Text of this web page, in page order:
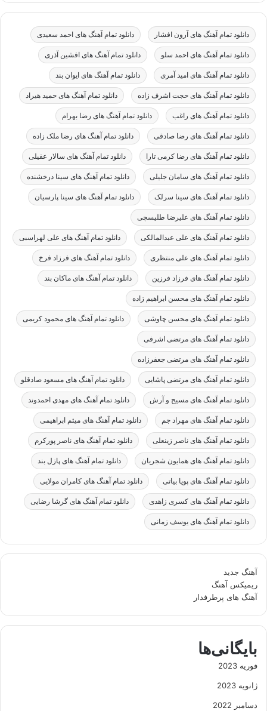
دانلود تمام آهنگ های آرون افشار دانلود تمام آهنگ های احمد سعیدی
دانلود تمام آهنگ های احمد سلو دانلود تمام آهنگ های افشین آذری
دانلود تمام آهنگ های امید آمری دانلود تمام آهنگ های ایوان بند
دانلود تمام آهنگ های حجت اشرف زاده دانلود تمام آهنگ های حمید هیراد
دانلود تمام آهنگ های راغب دانلود تمام آهنگ های رضا بهرام
دانلود تمام آهنگ های رضا صادقی دانلود تمام آهنگ های رضا ملک زاده
دانلود تمام آهنگ های رضا کرمی تارا دانلود تمام آهنگ های سالار عقیلی
دانلود تمام آهنگ های سامان جلیلی دانلود تمام آهنگ های سینا درخشنده
دانلود تمام آهنگ های سینا سرلک دانلود تمام آهنگ های سینا پارسیان
دانلود تمام آهنگ های علیرضا طلیسچی
دانلود تمام آهنگ های علی عبدالمالکی دانلود تمام آهنگ های علی لهراسبی
دانلود تمام آهنگ های علی منتظری دانلود تمام آهنگ های فرزاد فرخ
دانلود تمام آهنگ های فرزاد فرزین دانلود تمام آهنگ های ماکان بند
دانلود تمام آهنگ های محسن ابراهیم زاده
دانلود تمام آهنگ های محسن چاوشی دانلود تمام آهنگ های محمود کریمی
دانلود تمام آهنگ های مرتضی اشرفی
دانلود تمام آهنگ های مرتضی جعفرزاده
دانلود تمام آهنگ های مرتضی پاشایی دانلود تمام آهنگ های مسعود صادقلو
دانلود تمام آهنگ های مسیح و آرش دانلود تمام آهنگ های مهدی احمدوند
دانلود تمام آهنگ های مهراد جم دانلود تمام آهنگ های میثم ابراهیمی
دانلود تمام آهنگ های ناصر زینعلی دانلود تمام آهنگ های ناصر پورکرم
دانلود تمام آهنگ های همایون شجریان دانلود تمام آهنگ های پازل بند
دانلود تمام آهنگ های پویا بیاتی دانلود تمام آهنگ های کامران مولایی
دانلود تمام آهنگ های کسری زاهدی دانلود تمام آهنگ های گرشا رضایی
دانلود تمام آهنگ های یوسف زمانی
آهنگ جدید
ریمیکس آهنگ
آهنگ های پرطرفدار
بایگانی‌ها
فوریه 2023
ژانویه 2023
دسامبر 2022